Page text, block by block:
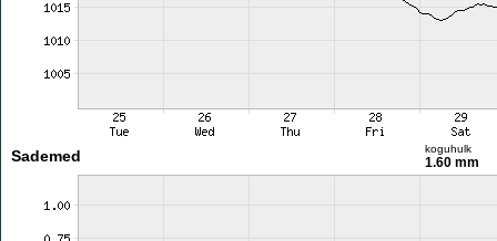
Sademed koguhulk
1.60 mm